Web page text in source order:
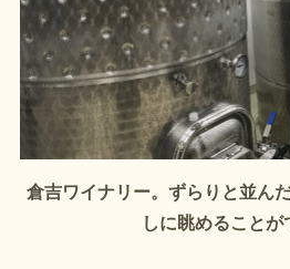
倉吉ワイナリー。ずらりと並ん
しに眺めること